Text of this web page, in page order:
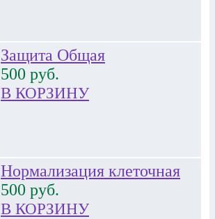
Защита Общая
500 руб.
В КОРЗИНУ
Нормализация клеточная
500 руб.
В КОРЗИНУ